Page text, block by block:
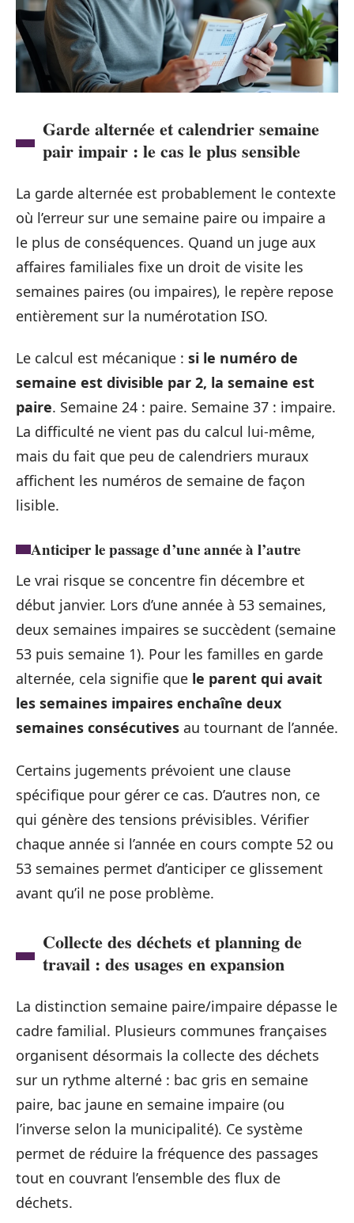
Garde alternée et calendrier semaine
pair impair : le cas le plus sensible
La garde alternée est probablement le contexte
où l’erreur sur une semaine paire ou impaire a
le plus de conséquences. Quand un juge aux
affaires familiales fixe un droit de visite les
semaines paires (ou impaires), le repère repose
entièrement sur la numérotation ISO.
Le calcul est mécanique : si le numéro de
semaine est divisible par 2, la semaine est
paire. Semaine 24 : paire. Semaine 37 : impaire.
La difficulté ne vient pas du calcul lui-même,
mais du fait que peu de calendriers muraux
affichent les numéros de semaine de façon
lisible.
Anticiper le passage d’une année à l’autre
Le vrai risque se concentre fin décembre et
début janvier. Lors d’une année à 53 semaines,
deux semaines impaires se succèdent (semaine
53 puis semaine 1). Pour les familles en garde
alternée, cela signifie que le parent qui avait
les semaines impaires enchaîne deux
semaines consécutives au tournant de l’année.
Certains jugements prévoient une clause
spécifique pour gérer ce cas. D’autres non, ce
qui génère des tensions prévisibles. Vérifier
chaque année si l’année en cours compte 52 ou
53 semaines permet d’anticiper ce glissement
avant qu’il ne pose problème.
Collecte des déchets et planning de
travail : des usages en expansion
La distinction semaine paire/impaire dépasse le
cadre familial. Plusieurs communes françaises
organisent désormais la collecte des déchets
sur un rythme alterné : bac gris en semaine
paire, bac jaune en semaine impaire (ou
l’inverse selon la municipalité). Ce système
permet de réduire la fréquence des passages
tout en couvrant l’ensemble des flux de
déchets.